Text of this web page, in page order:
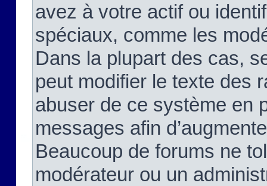
avez à votre actif ou
spéciaux, comme les
Dans la plupart des cas,
peut modifier le texte des
abuser de ce système en
messages afin
Beaucoup de forums ne
modérateur ou un